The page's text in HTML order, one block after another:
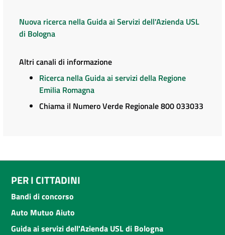
Nuova ricerca nella Guida ai Servizi dell'Azienda USL
di Bologna
Altri canali di informazione
Ricerca nella Guida ai servizi della Regione
Emilia Romagna
Chiama il Numero Verde Regionale 800 033033
PER I CITTADINI
Bandi di concorso
Auto Mutuo Aiuto
Guida ai servizi dell'Azienda USL di Bologna